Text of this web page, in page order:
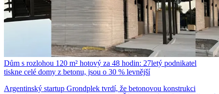
Dům s rozlohou 120 m² hotový za 48 hodin: 27letý podnikatel
tiskne celé domy z betonu, jsou o 30 % levnější
Argentinský startup Grondplek tvrdí, že betonovou konstrukci